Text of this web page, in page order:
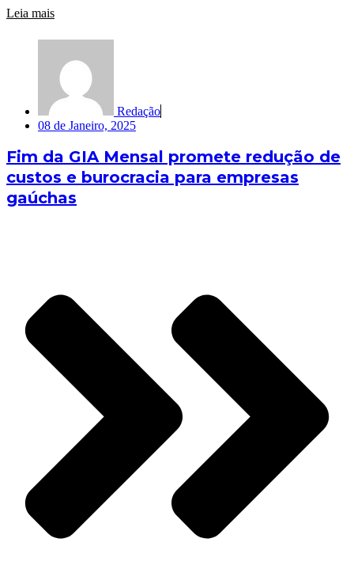
Leia mais
Redação
08 de Janeiro, 2025
Fim da GIA Mensal promete redução de
custos e burocracia para empresas
gaúchas